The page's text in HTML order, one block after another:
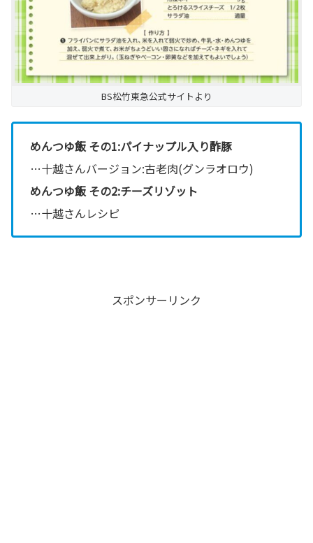
BS松竹東急公式サイトより
めんつゆ飯 その1:パイナップル入り酢豚
…十越さんバージョン:古老肉(グンラオロウ)
めんつゆ飯 その2:チーズリゾット
…十越さんレシピ
スポンサーリンク